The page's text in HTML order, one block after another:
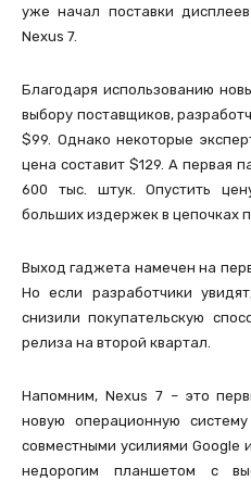
уже начал поставки
Nexus 7.
Благодаря использованию
выбору поставщиков,
$99. Однако некоторые
цена составит $129. А первая
600 тыс. штук. Опустить
больших издержек в цепочках
Выход гаджета намечен на
Но если разработчики
снизили покупательскую
релиза на второй квартал.
Напомним, Nexus 7 – это
новую операционную
совместными усилиями Google
недорогим планшетом с